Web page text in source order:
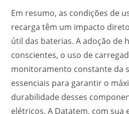
Em resumo, as condições de
recarga têm um impacto
útil das baterias. A adoção de
conscientes, o uso de
monitoramento constante da
essenciais para garantir o
durabilidade desses
elétricos. A Datatem, com sua